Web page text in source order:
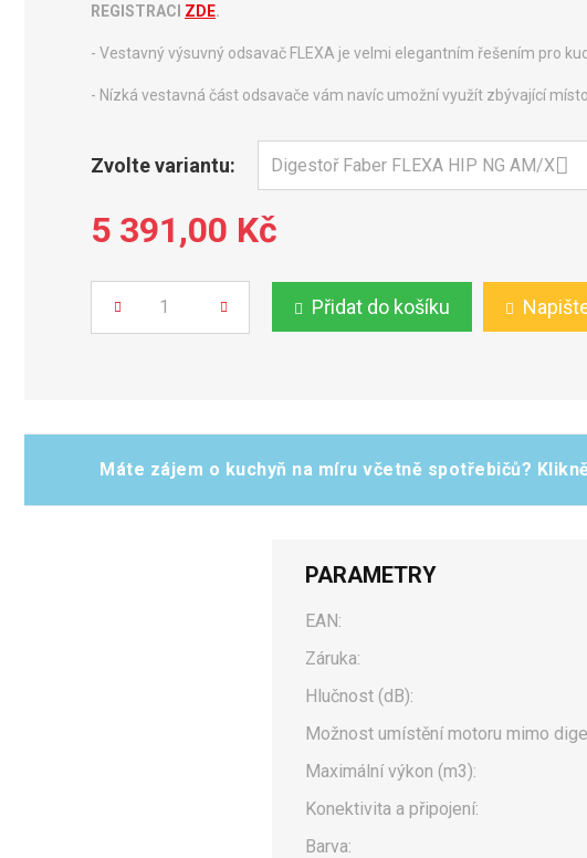
REGISTRACI ZDE.
- Vestavný výsuvný odsavač FLEXA je velmi elegantním řešením pro
- Nízká vestavná část odsavače vám navíc umožní využít zbývající
Zvolte variantu:
5 391,00 Kč
Počet Přidat do košíku
Máte zájem o kuchyň na míru včetně spotřebičů?
PARAMETRY
EAN:
Záruka:
Hlučnost (dB):
Možnost umístění motoru mimo
Maximální výkon (m3):
Konektivita a připojení:
Barva: